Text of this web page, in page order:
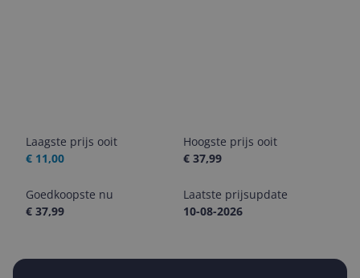
Laagste prijs ooit
€ 11,00
Hoogste prijs ooit
€ 37,99
Goedkoopste nu
€ 37,99
Laatste prijsupdate
10-08-2026